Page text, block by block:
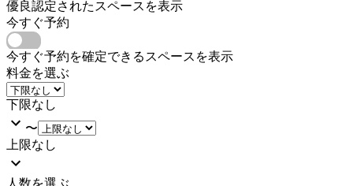
優良認定されたスペースを表示
今すぐ予約
今すぐ予約を確定できるスペースを表示
料金を選ぶ
下限なし
〜
上限なし